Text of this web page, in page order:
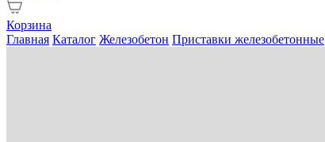
Корзина
Главная Каталог Железобетон Приставки железобетонные